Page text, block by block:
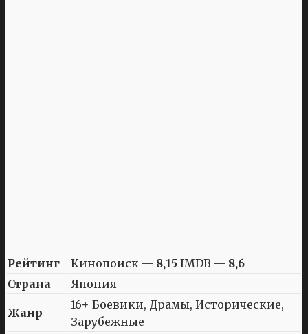
Рейтинг Кинопоиск — 8,15 IMDB — 8,6
Страна
Япония
Жанр
16+ Боевики, Драмы, Исторические,
Зарубежные